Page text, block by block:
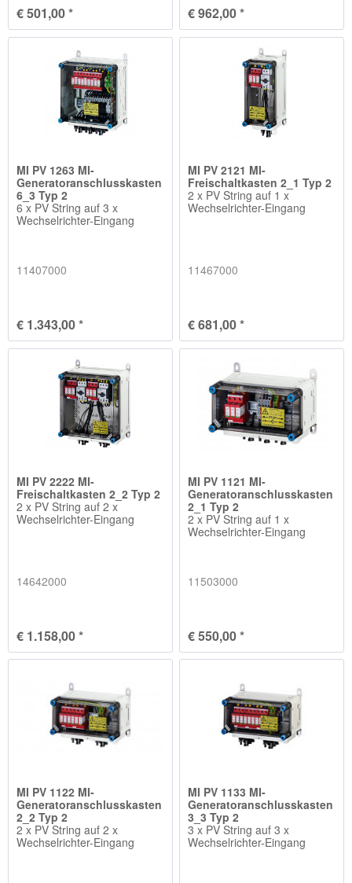
€ 501,00 * € 962,00 *
MI PV 1263 MI-
Generatoranschlusskasten
6_3 Typ 2
6 x PV String auf 3 x
Wechselrichter-Eingang
11407000
€ 1.343,00 *
MI PV 2121 MI-
Freischaltkasten 2_1 Typ 2
2 x PV String auf 1 x
Wechselrichter-Eingang
11467000
€ 681,00 *
MI PV 2222 MI-
Freischaltkasten 2_2 Typ 2
2 x PV String auf 2 x
Wechselrichter-Eingang
14642000
€ 1.158,00 *
MI PV 1121 MI-
Generatoranschlusskasten
2_1 Typ 2
2 x PV String auf 1 x
Wechselrichter-Eingang
11503000
€ 550,00 *
MI PV 1122 MI-
Generatoranschlusskasten
2_2 Typ 2
2 x PV String auf 2 x
Wechselrichter-Eingang
MI PV 1133 MI-
Generatoranschlusskasten
3_3 Typ 2
3 x PV String auf 3 x
Wechselrichter-Eingang